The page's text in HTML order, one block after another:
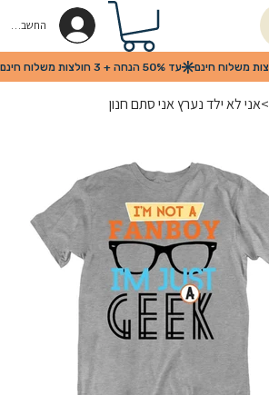
החשבון שלי
>אני לא ילד נערץ אני סתם חנון